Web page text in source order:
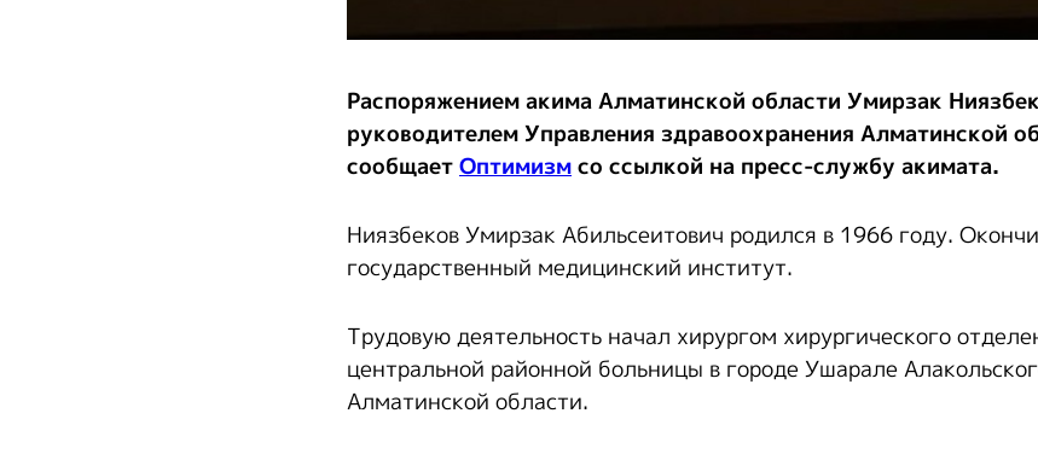
Распоряжением акима Алматинской области Умирзак
руководителем Управления здравоохранения Алматинской
сообщаетОптимизмсо ссылкой на пресс-службу акимата.
Ниязбеков Умирзак Абильсеитович родился в 1966 году.
государственный медицинский институт.
Трудовую деятельность начал хирургом хирургического
центральной районной больницы в городе Ушарале
Алматинской области.